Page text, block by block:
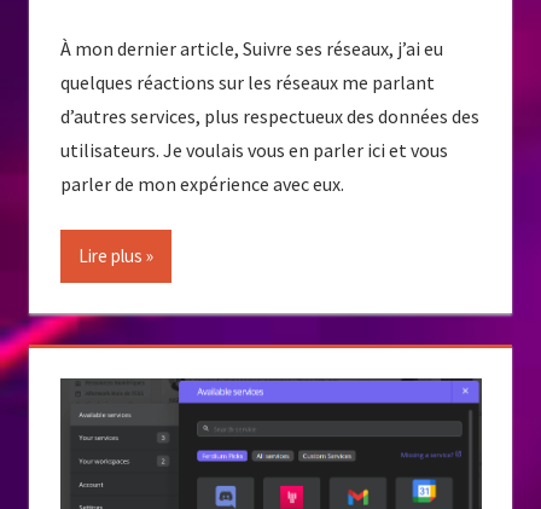
À mon dernier article, Suivre ses réseaux, j’ai eu
quelques réactions sur les réseaux me parlant
d’autres services, plus respectueux des données des
utilisateurs. Je voulais vous en parler ici et vous
parler de mon expérience avec eux.
Lire plus